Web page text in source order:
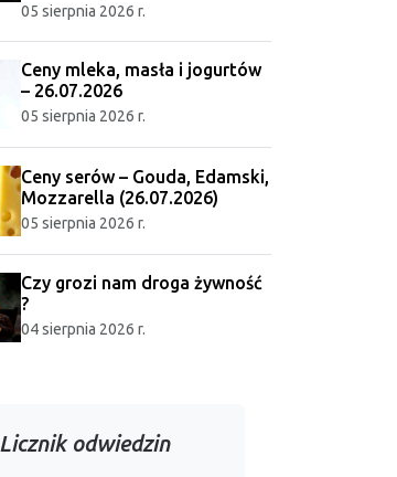
05 sierpnia 2026 r.
Ceny mleka, masła i jogurtów
– 26.07.2026
05 sierpnia 2026 r.
Ceny serów – Gouda, Edamski,
Mozzarella (26.07.2026)
05 sierpnia 2026 r.
Czy grozi nam droga żywność
?
04 sierpnia 2026 r.
Licznik odwiedzin